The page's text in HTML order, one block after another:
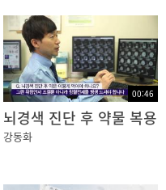
00:46
뇌경색 진단 후 약물 복용
강동화